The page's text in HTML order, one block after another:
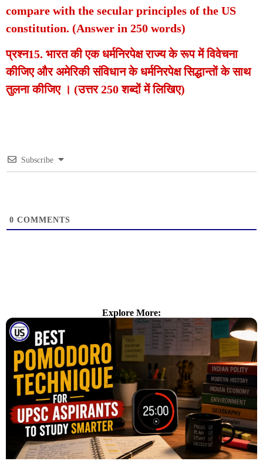
compare with the secular principles of the US
constitution. (Answer in 250 words)
प्रश्न15. भारत की एक धर्मनिरपेक्ष राज्य के रूप में विवेचना
कीजिए और अमेरिकी संविधान के धर्मनिरपेक्ष सिद्धान्तों के साथ
तुलना कीजिए । (उत्तर 250 शब्दों में लिखिए)
Subscribe
0 COMMENTS
Explore More: